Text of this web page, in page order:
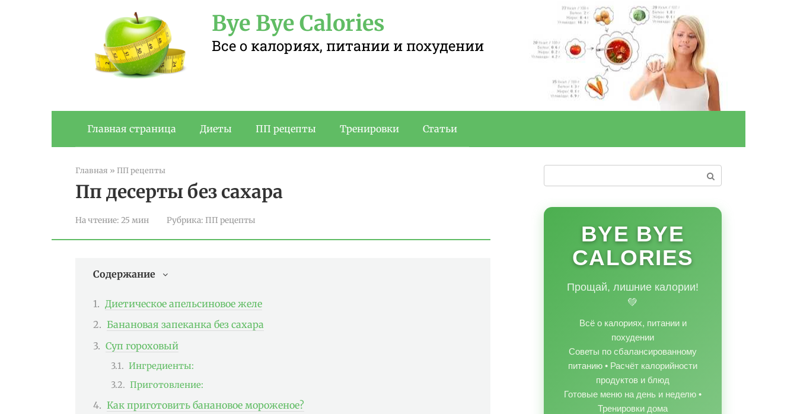
Bye Bye Calories
Все о калориях, питании и похудении
Главная страница Диеты ПП рецепты Тренировки Статьи
Главная » ПП рецепты
Пп десерты без сахара
На чтение: 25 мин Рубрика: ПП рецепты
Содержание
Диетическое апельсиновое желе
Банановая запеканка без сахара
Суп гороховый
Ингредиенты:
Приготовление:
Как приготовить банановое мороженое?
BYE BYE
CALORIES
Прощай, лишние калории!
💚
Всё о калориях, питании и
похудении
Советы по сбалансированному
питанию • Расчёт калорийности
продуктов и блюд
Готовые меню на день и неделю •
Тренировки дома